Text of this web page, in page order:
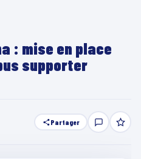
: mise en place
supporter
Partager